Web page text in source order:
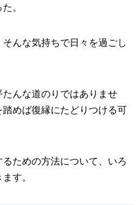
。
んな気持ちで日々を過ごし
んな道のりではありませ
めば復縁にたどりつける可
ための方法について、いろ
す。